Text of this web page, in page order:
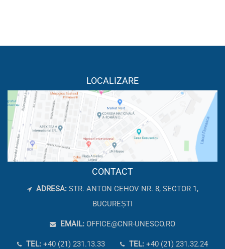
LOCALIZARE
CONTACT
ADRESA: STR. ANTON CEHOV NR. 8, SECTOR 1,
BUCUREȘTI
EMAIL: OFFICE@CNR-UNESCO.RO
TEL: +40 (21) 231.13.33 TEL: +40 (21) 231.32.24